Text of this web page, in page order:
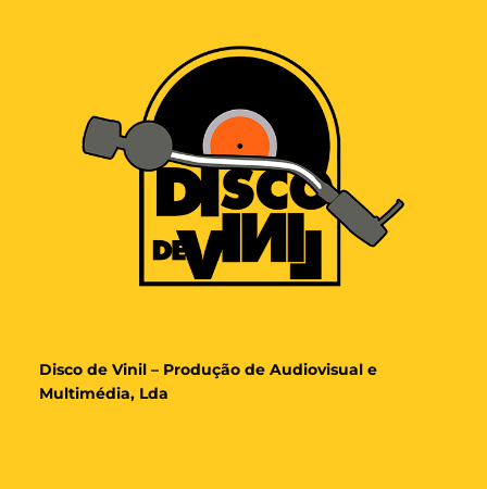
Disco de Vinil – Produção de Audiovisual e
Multimédia, Lda